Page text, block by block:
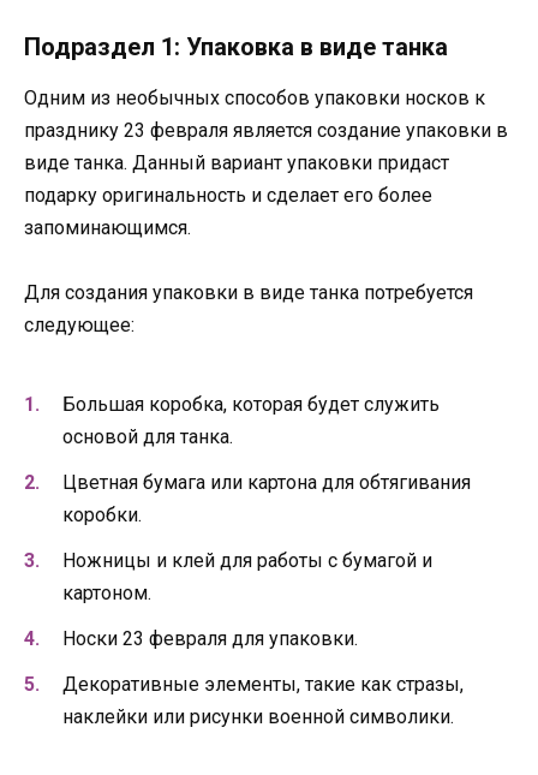
Подраздел 1: Упаковка в виде танка
Одним из необычных способов упаковки носков к
празднику 23 февраля является создание упаковки в
виде танка. Данный вариант упаковки придаст
подарку оригинальность и сделает его более
запоминающимся.
Для создания упаковки в виде танка потребуется
следующее:
Большая коробка, которая будет служить
основой для танка.
Цветная бумага или картона для обтягивания
коробки.
Ножницы и клей для работы с бумагой и
картоном.
Носки 23 февраля для упаковки.
Декоративные элементы, такие как стразы,
наклейки или рисунки военной символики.